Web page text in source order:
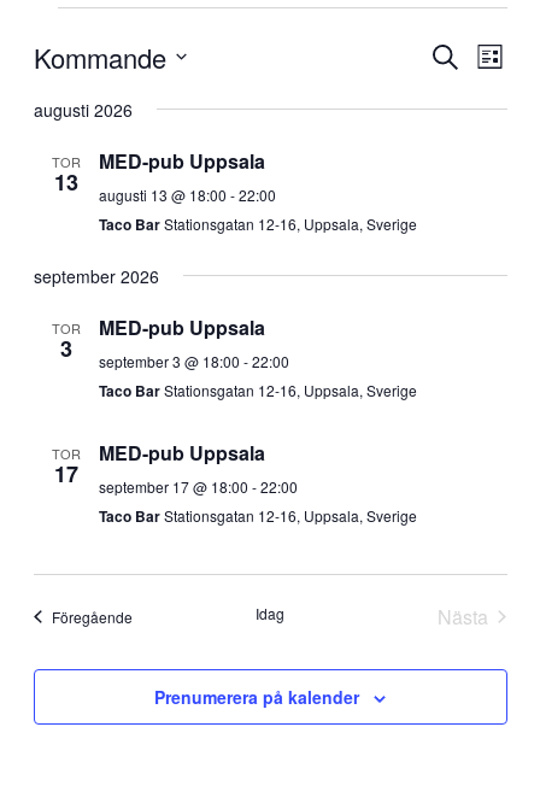
and
Sök
Lista
Kommande
datum.
augusti 2026
TOR
13
MED-pub Uppsala
augusti 13 @ 18:00 -22:00
Taco BarStationsgatan 12-16, Uppsala, Sverige
september 2026
TOR
3
MED-pub Uppsala
september 3 @ 18:00 -22:00
Taco BarStationsgatan 12-16, Uppsala, Sverige
TOR
17
MED-pub Uppsala
september 17 @ 18:00 -22:00
Taco BarStationsgatan 12-16, Uppsala, Sverige
FöregåendeEvenemang Idag
Nästa
Prenumerera på kalender